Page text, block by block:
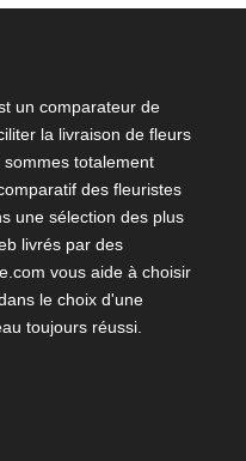
un comparateur de
la livraison de fleurs
totalement
des fleuristes
une sélection des plus
livrés par des
vous aide à choisir
le choix d'une
toujours réussi.